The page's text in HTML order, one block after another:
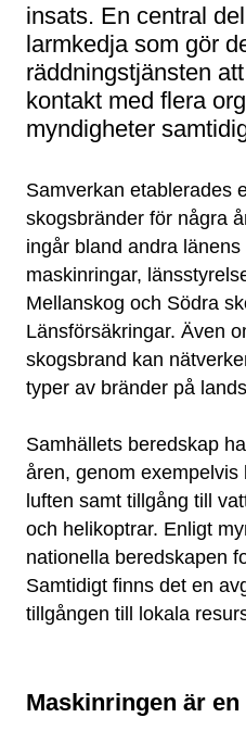
insats. En central
larmkedja som gör
räddningstjänsten
kontakt med flera
myndigheter
Samverkan etablerades
skogsbränder för några
ingår bland andra
maskinringar,
Mellanskog och Södra
Länsförsäkringar. Även
skogsbrand kan
typer av bränder på
Samhällets beredskap
åren, genom exempelvis
luften samt tillgång till
och helikoptrar. Enligt
nationella beredskapen
Samtidigt finns det en
tillgången till lokala
Maskinringen är